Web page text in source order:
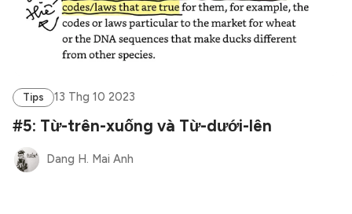
Tips 13 Thg 10 2023
#5: Từ-trên-xuống và Từ-dưới-lên
Dang H. Mai Anh